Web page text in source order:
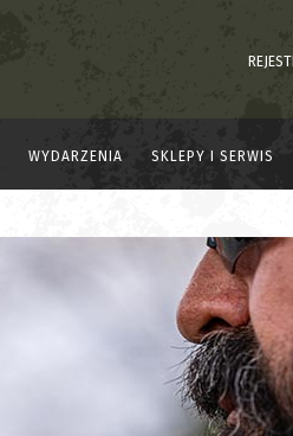
WYDARZENIA SKLEPY I SERWIS